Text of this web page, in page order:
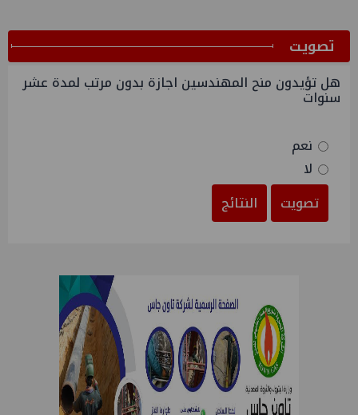
ﺗﺼﻮﻳﺖ
هل تؤيدون منح المهندسين اجازة بدون مرتب لمدة عشر
سنوات
نعم
لا
تصويت
النتائج